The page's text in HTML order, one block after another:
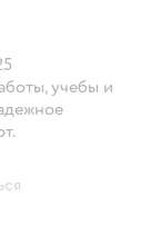
учебы и